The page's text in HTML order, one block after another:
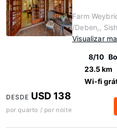
Farm
/Deben,,
Visualizar
8/10
23.5 km
Wi-fi
DESDE USD 138
por quarto / por noite